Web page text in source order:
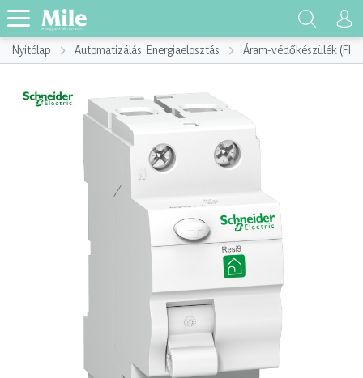
Nyitólap Automatizálás, Energiaelosztás Áram-védőkészülék (FI)